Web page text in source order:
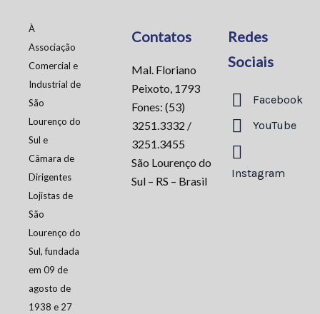
À
Associação
Comercial e
Industrial de
São
Lourenço do
Sul e
Câmara de
Dirigentes
Lojistas de
São
Lourenço do
Sul, fundada
em 09 de
agosto de
1938 e 27
Contatos
Mal. Floriano
Peixoto, 1793
Fones: (53)
3251.3332 /
3251.3455
São Lourenço do
Sul – RS – Brasil
Redes
Sociais
Facebook
YouTube
Instagram